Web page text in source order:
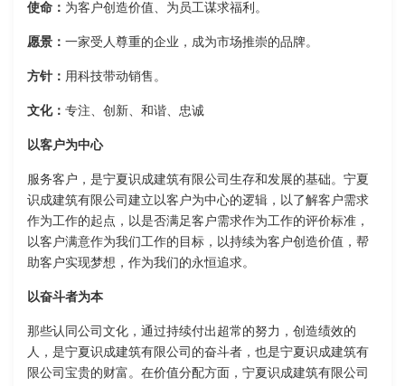
使命： 为客户创造价值、为员工谋求福利。
愿景： 一家受人尊重的企业，成为市场推崇的品牌。
方针： 用科技带动销售。
文化： 专注、创新、和谐、忠诚
以客户为中心
服务客户，是宁夏识成建筑有限公司生存和发展的基础。宁夏
识成建筑有限公司建立以客户为中心的逻辑，以了解客户需求
作为工作的起点，以是否满足客户需求作为工作的评价标准，
以客户满意作为我们工作的目标，以持续为客户创造价值，帮
助客户实现梦想，作为我们的永恒追求。
以奋斗者为本
那些认同公司文化，通过持续付出超常的努力，创造绩效的
人，是宁夏识成建筑有限公司的奋斗者，也是宁夏识成建筑有
限公司宝贵的财富。在价值分配方面，宁夏识成建筑有限公司